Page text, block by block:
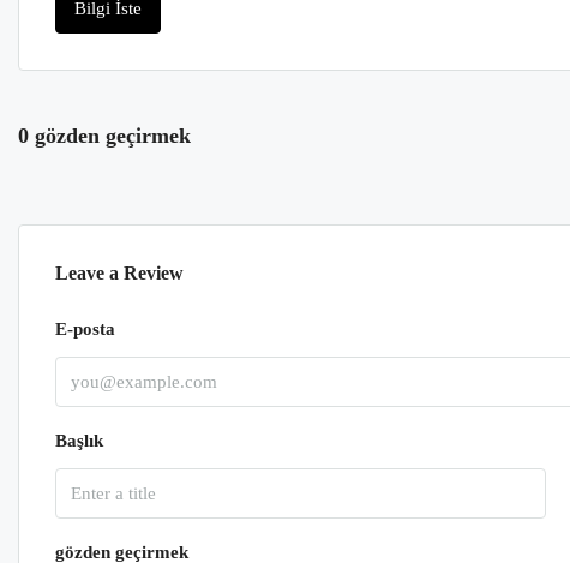
Bilgi İste
0 gözden geçirmek
Leave a Review
E-posta
Başlık
gözden geçirmek